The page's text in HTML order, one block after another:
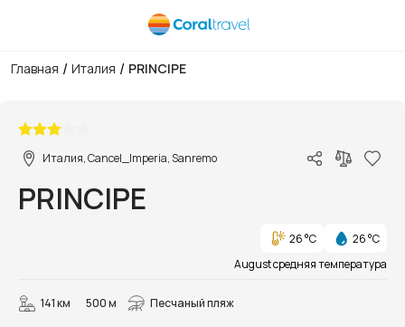
Главная / Италия / PRINCIPE
Италия, Cancel_Imperia, Sanremo
PRINCIPE
26 °C
26 °C
August средняя температура
141 км 500 м Песчаный пляж